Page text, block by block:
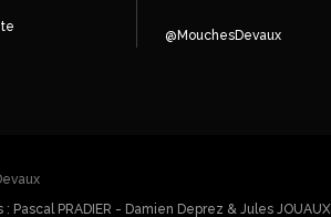
@MouchesDevaux
: Pascal PRADIER - Damien Deprez & Jules